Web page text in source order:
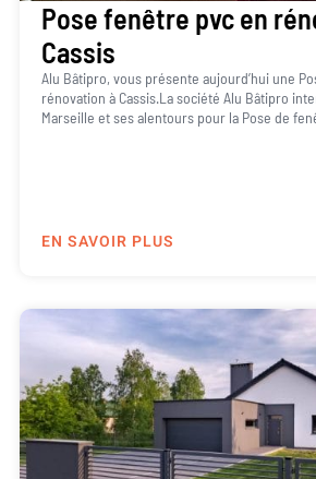
Pose fenêtre pvc en
Cassis
Alu Bâtipro, vous présente aujourd’hui une
rénovation à Cassis.La société Alu Bâtipro
Marseille et ses alentours pour la Pose de
EN SAVOIR PLUS